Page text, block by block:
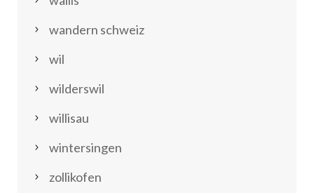
wandern schweiz
wil
wilderswil
willisau
wintersingen
zollikofen